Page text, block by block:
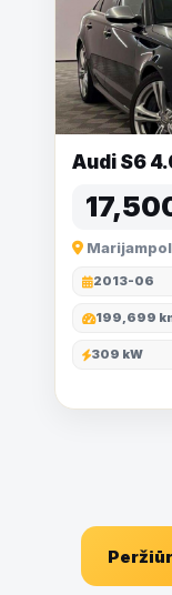
Audi S6
2013-06
199,699
309 kW